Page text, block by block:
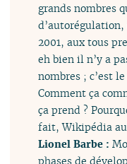
grands nombres
2001, aux tous
eh bien il n’y a
nombres ; c’est
Comment ça
ça prend ?
fait, Wikipédia
Lionel Barbe :
phases de